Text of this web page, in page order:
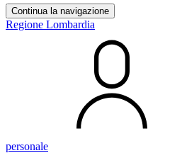
Continua la navigazione
Regione Lombardia
personale